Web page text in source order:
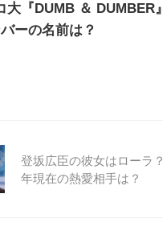
大『DUMB ＆ DUMBER
ーの名前は？
登坂広臣の彼女はローラ
年現在の熱愛相手は？